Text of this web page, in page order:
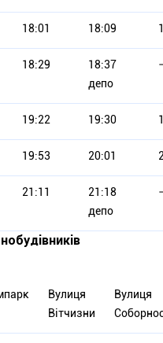
18:01 18:09
18:29
18:37
депо
19:22 19:30
19:53 20:01
21:11
21:18
депо
Вулиця
Вітчизни
Вулиця